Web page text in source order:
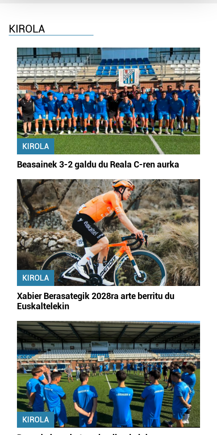
prozesatzen ditugu, zure IP zenbakia, besteak beste,
teknologia erabiliz, cookieak adibidez, iragarki eta eduki
pertsonalizatuak eskaintzeko, iragarkiak eta edukia
neurtzeko, jendeari buruzko informazioa biltzeko eta
produktuak garatzeko. Zure datuak nork eta zertarako
erabiltzen dituen hauta dezakezu.
Bazkide batzuek ez dizute baimenik eskatzen, eta beren
interes komertzial legitimoetan babesten dira. Ikusi gure
bazkideen zerrenda, beren ustez zein helburutarako
duten interes legitimoa eta horren aurka nola egin
dezakezun ikusteko.
buruzko informazio gehiago eta ezarri zure lehentasunak
datuen atalean. Edozein unetan alda edo ken dezakezu
zure baimena Cookieen adierazpenean.
Webgune honek cookie propioak eta hirugarrenen cookie-
fitxategiak erabiltzen ditu. Zure esperientzia eta
zerbitzuak hobetzeko asmoz, cookie teknologiaz
baliatzen gara. Ohar hau onartuz gero, teknologia hori
erabiltzeko baimen esplizitua ematen diguzu.Gehiago
irakurri
KIROLA
KIROLA
Beasainek 3-2 galdu du Reala C-ren aurka
KIROLA
Xabier Berasategik 2028ra arte berritu du
Euskaltelekin
KIROLA